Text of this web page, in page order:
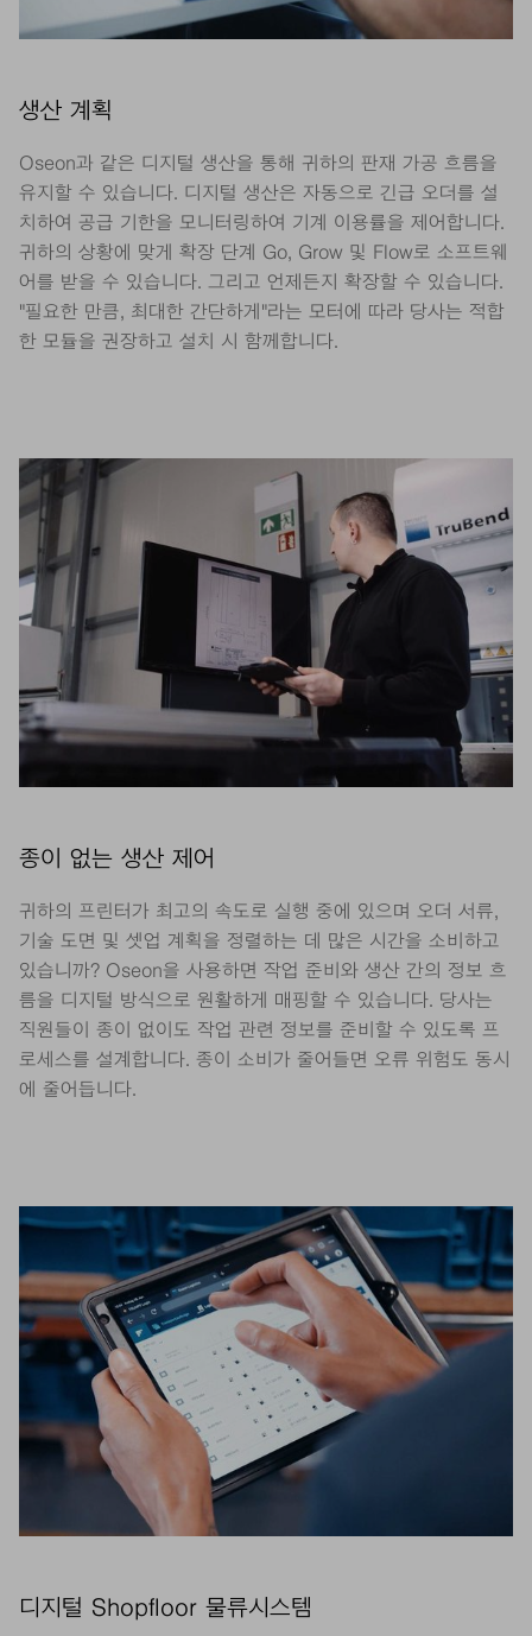
생산 계획
Oseon과 같은 디지털 생산을 통해 귀하의 판재 가공 흐름을
유지할 수 있습니다. 디지털 생산은 자동으로 긴급 오더를 설
치하여 공급 기한을 모니터링하여 기계 이용률을 제어합니다.
귀하의 상황에 맞게 확장 단계 Go, Grow 및 Flow로 소프트웨
어를 받을 수 있습니다. 그리고 언제든지 확장할 수 있습니다.
"필요한 만큼, 최대한 간단하게"라는 모터에 따라 당사는 적합
한 모듈을 권장하고 설치 시 함께합니다.
종이 없는 생산 제어
귀하의 프린터가 최고의 속도로 실행 중에 있으며 오더 서류,
기술 도면 및 셋업 계획을 정렬하는 데 많은 시간을 소비하고
있습니까? Oseon을 사용하면 작업 준비와 생산 간의 정보 흐
름을 디지털 방식으로 원활하게 매핑할 수 있습니다. 당사는
직원들이 종이 없이도 작업 관련 정보를 준비할 수 있도록 프
로세스를 설계합니다. 종이 소비가 줄어들면 오류 위험도 동시
에 줄어듭니다.
디지털 Shopfloor 물류시스템